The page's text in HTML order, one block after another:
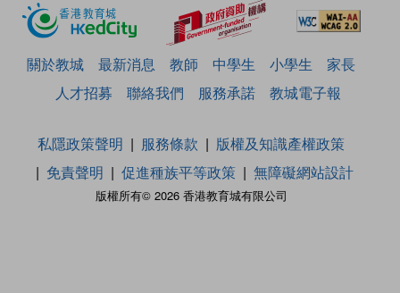
關於教城 最新消息 教師 中學生 小學生
家長
人才招募
聯絡我們 服務承諾 教城電子報
版權所有© 2026 香港教育城有限公司
私隱政策聲明 服務條款
版權及知識產權政策
免責聲明
促進種族平等政策 無障礙網站設計